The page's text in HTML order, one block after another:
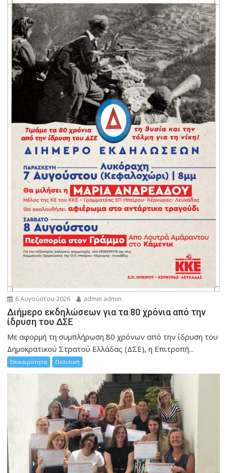
6 Αυγούστου 2026 admin admin
Διήμερο εκδηλώσεων για τα 80 χρόνια από την
ίδρυση του ΔΣΕ
Με αφορμή τη συμπλήρωση 80 χρόνων από την ίδρυση του
Δημοκρατικού Στρατού Ελλάδας (ΔΣΕ), η Επιτροπή...
Επικαιρότητα Πολιτική